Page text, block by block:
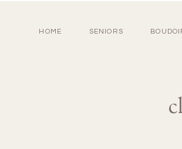
HOME SENIORS